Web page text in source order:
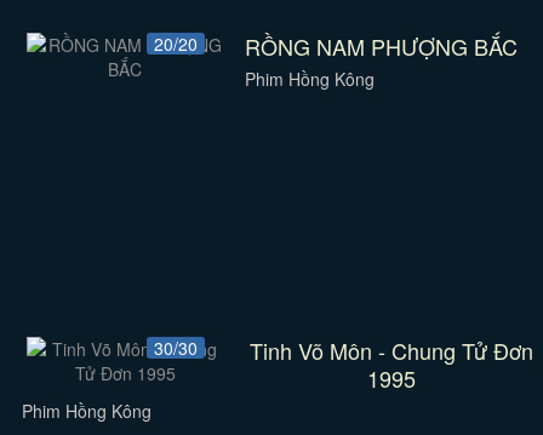
20/20 RỒNG NAM PHƯỢNG BẮC
Phim Hồng Kông
30/30
Tinh Võ Môn - Chung Tử Đơn
1995
Phim Hồng Kông